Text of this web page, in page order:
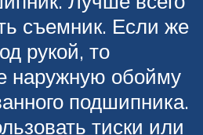
съемник. Если же
рукой, то
наружную обойму
подшипника.
тиски или